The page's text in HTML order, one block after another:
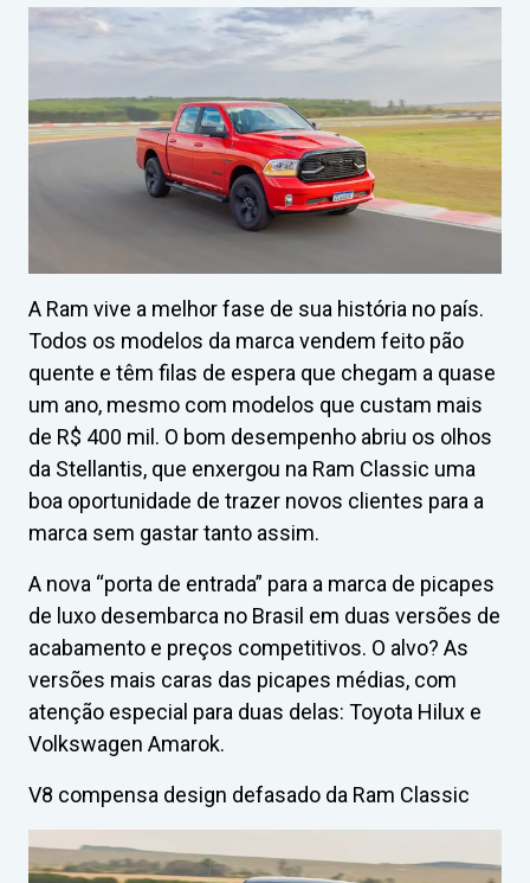
A Ram vive a melhor fase de sua história no país.
Todos os modelos da marca vendem feito pão
quente e têm filas de espera que chegam a quase
um ano, mesmo com modelos que custam mais
de R$ 400 mil. O bom desempenho abriu os olhos
da Stellantis, que enxergou na Ram Classic uma
boa oportunidade de trazer novos clientes para a
marca sem gastar tanto assim.
A nova “porta de entrada” para a marca de picapes
de luxo desembarca no Brasil em duas versões de
acabamento e preços competitivos. O alvo? As
versões mais caras das picapes médias, com
atenção especial para duas delas: Toyota Hilux e
Volkswagen Amarok.
V8 compensa design defasado da Ram Classic